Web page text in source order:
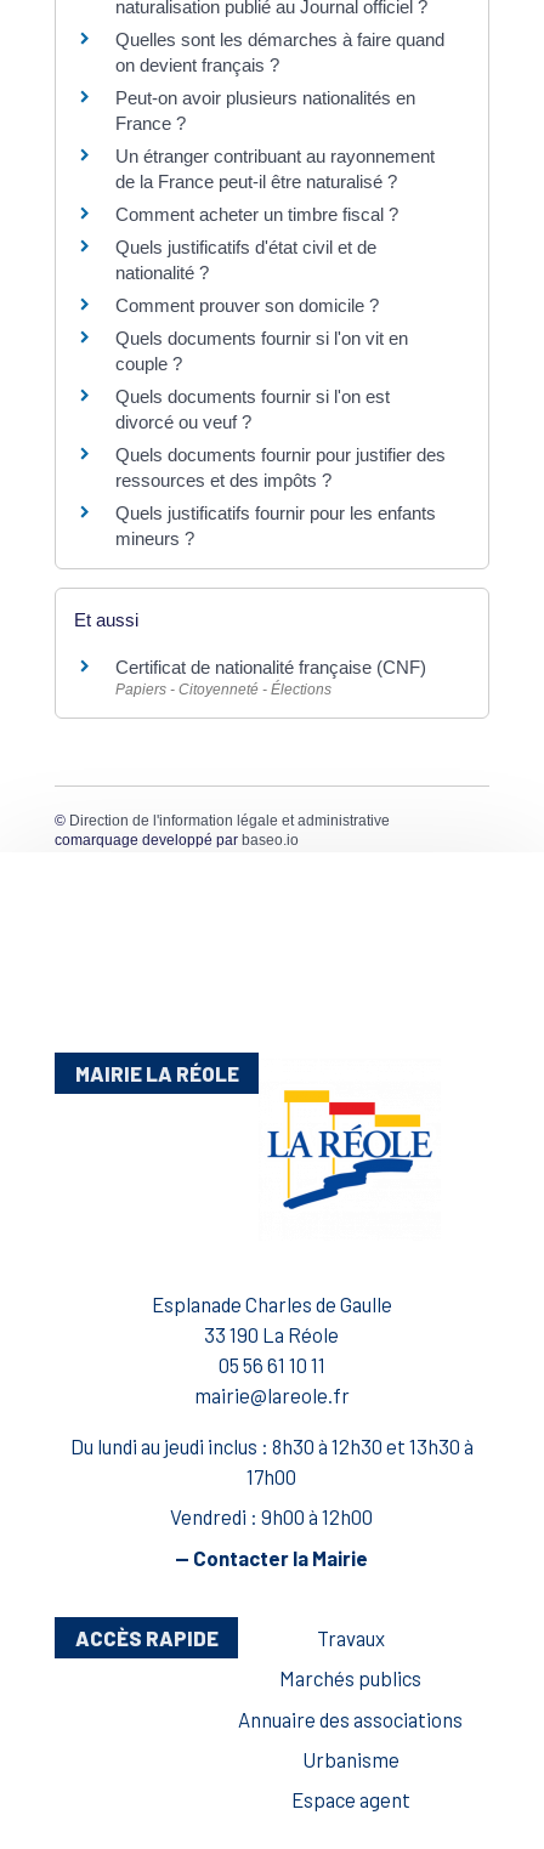
naturalisation publié au Journal officiel ?
Quelles sont les démarches à faire quand
on devient français ?
Peut-on avoir plusieurs nationalités en
France ?
Un étranger contribuant au rayonnement
de la France peut-il être naturalisé ?
Comment acheter un timbre fiscal ?
Quels justificatifs d'état civil et de
nationalité ?
Comment prouver son domicile ?
Quels documents fournir si l'on vit en
couple ?
Quels documents fournir si l'on est
divorcé ou veuf ?
Quels documents fournir pour justifier des
ressources et des impôts ?
Quels justificatifs fournir pour les enfants
mineurs ?
Et aussi
Certificat de nationalité française (CNF)
Papiers - Citoyenneté - Élections
© Direction de l'information légale et administrative
comarquage developpé par baseo.io
MAIRIE LA RÉOLE
Esplanade Charles de Gaulle
33 190 La Réole
05 56 61 10 11
mairie@lareole.fr
Du lundi au jeudi inclus : 8h30 à 12h30 et 13h30 à
17h00
Vendredi : 9h00 à 12h00
— Contacter la Mairie
ACCÈS RAPIDE
Travaux
Marchés publics
Annuaire des associations
Urbanisme
Espace agent